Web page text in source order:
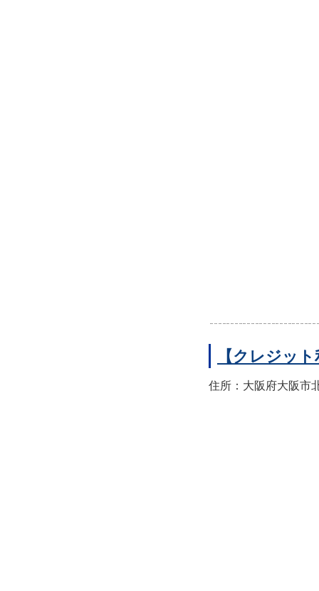
【クレジッ
住所：大阪府大阪市